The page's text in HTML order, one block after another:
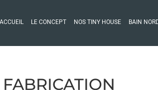
ACCUEIL LE CONCEPT NOS TINY HOUSE BAIN